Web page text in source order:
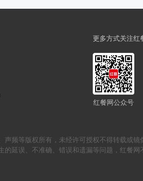
更多方式关注红
红餐网公众号
频等版权所有，未经许可授权不得转载或
延误、不准确、错误和遗漏等问题，红餐